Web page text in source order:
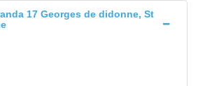
17 Georges de didonne, St